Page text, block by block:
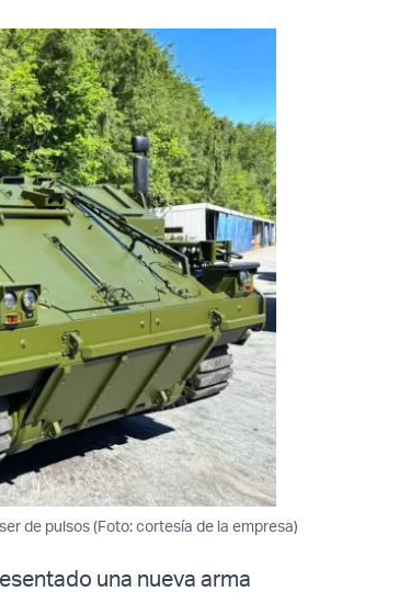
de pulsos (Foto: cortesía de la empresa)
una nueva arma